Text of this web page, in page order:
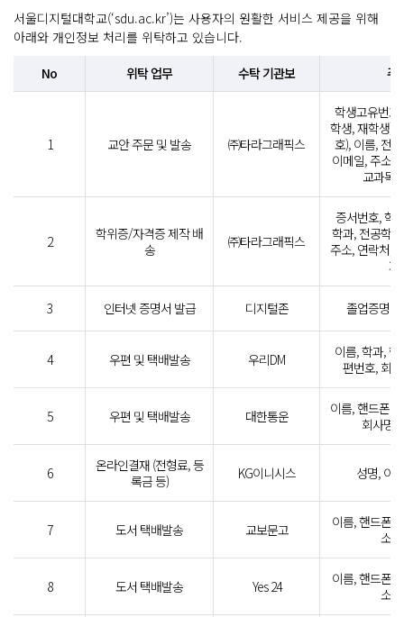
서울디지털대학교(‘sdu.ac.kr’)는 사용자의 원활한 서비스 제공을 위해
아래와 개인정보 처리를 위탁하고 있습니다.
No
위탁 업무 수탁 기관보 주
1 교안 주문 및 발송 ㈜타라그래픽스
학생고유번호
학생, 재학생),
호), 이름, 전
이메일, 주소,
교과목
2
학위증/자격증 제작 배
송
㈜타라그래픽스
증서번호, 학
학과, 전공학
주소, 연락처,
자
3 인터넷 증명서 발급 디지털존 졸업증명
4 우편 및 택배발송 우리DM
이름, 학과,
편번호, 회
5 우편 및 택배발송 대한통운
이름, 핸드폰
회사명,
6
온라인결재 (전형료, 등
록금 등)
KG이니시스 성명, 이
7 도서 택배발송 교보문고
이름, 핸드폰
소,
8 도서 택배발송 Yes 24
이름, 핸드폰
소,